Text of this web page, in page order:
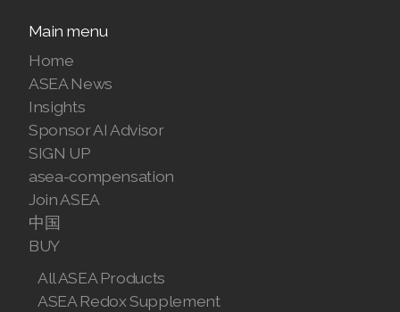
Main menu
Home
ASEA News
Insights
Sponsor AI Advisor
SIGN UP
asea-compensation
Join ASEA
中国
BUY
All ASEA Products
ASEA Redox Supplement
Join ASEA Ireland (English)
Join ASEA Italy (Italiano)
Join ASEA Malaysia (Bahasa Malaysia)
Join ASEA Malaysia (English)
Join ASEA Malaysia (中文)
Join ASEA Mexico (Español)
Join ASEA Netherlands (Nederlands)